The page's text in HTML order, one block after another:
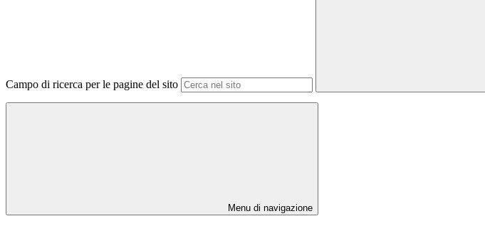
Campo di ricerca per le pagine del sito
Menu di navigazione